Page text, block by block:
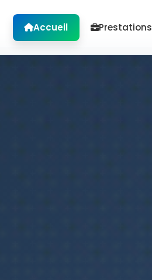
Accueil Prestations